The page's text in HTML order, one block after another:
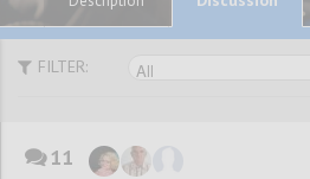
FILTER:
P1
11